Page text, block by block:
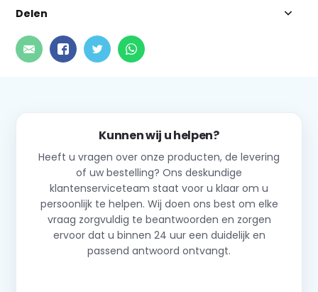
Delen
Kunnen wij u helpen?
Heeft u vragen over onze producten, de levering
of uw bestelling? Ons deskundige
klantenserviceteam staat voor u klaar om u
persoonlijk te helpen. Wij doen ons best om elke
vraag zorgvuldig te beantwoorden en zorgen
ervoor dat u binnen 24 uur een duidelijk en
passend antwoord ontvangt.